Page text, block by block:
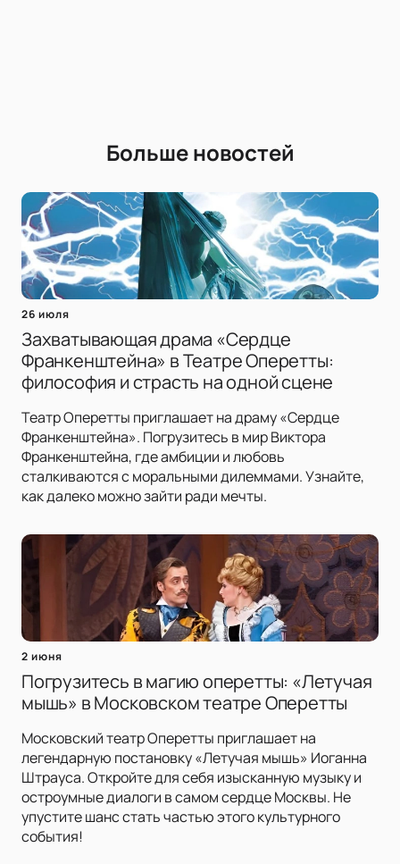
Больше новостей
26 июля
Захватывающая драма «Сердце
Франкенштейна» в Театре Оперетты:
философия и страсть на одной сцене
Театр Оперетты приглашает на драму «Сердце
Франкенштейна». Погрузитесь в мир Виктора
Франкенштейна, где амбиции и любовь
сталкиваются с моральными дилеммами. Узнайте,
как далеко можно зайти ради мечты.
2 июня
Погрузитесь в магию оперетты: «Летучая
мышь» в Московском театре Оперетты
Московский театр Оперетты приглашает на
легендарную постановку «Летучая мышь» Иоганна
Штрауса. Откройте для себя изысканную музыку и
остроумные диалоги в самом сердце Москвы. Не
упустите шанс стать частью этого культурного
события!